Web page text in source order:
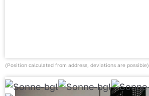
(Position calculated from address, deviations are possible)